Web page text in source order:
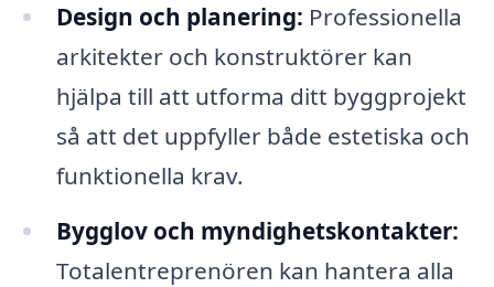
Design och planering: Professionella
arkitekter och konstruktörer kan
hjälpa till att utforma ditt byggprojekt
så att det uppfyller både estetiska och
funktionella krav.
Bygglov och myndighetskontakter:
Totalentreprenören kan hantera alla